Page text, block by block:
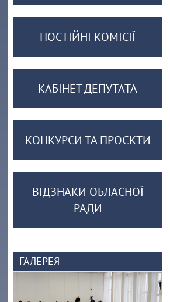
ПОСТІЙНІ КОМІСІЇ
КАБІНЕТ ДЕПУТАТА
КОНКУРСИ ТА ПРОЄКТИ
ВІДЗНАКИ ОБЛАСНОЇ
РАДИ
ГАЛЕРЕЯ